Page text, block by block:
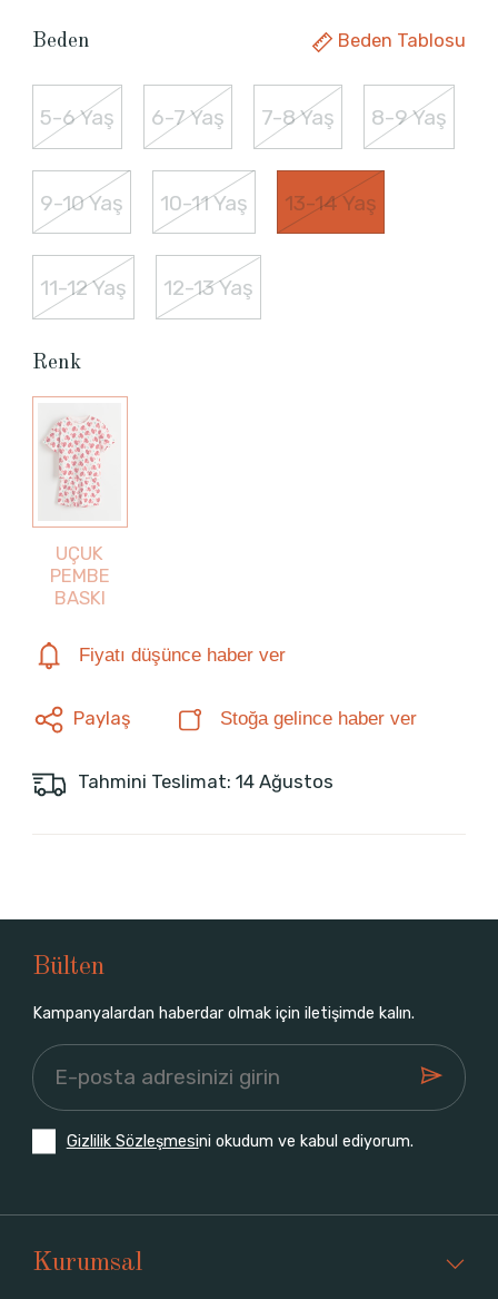
Beden Beden Tablosu
5-6 Yaş 6-7 Yaş 7-8 Yaş 8-9 Yaş
9-10 Yaş 10-11 Yaş 13-14 Yaş
11-12 Yaş 12-13 Yaş
Renk
UÇUK
PEMBE
BASKI
Fiyatı düşünce haber ver
Paylaş Stoğa gelince haber ver
Tahmini Teslimat: 14 Ağustos
Bülten
Kampanyalardan haberdar olmak için iletişimde kalın.
Gizlilik Sözleşmesini okudum ve kabul ediyorum.
Kurumsal